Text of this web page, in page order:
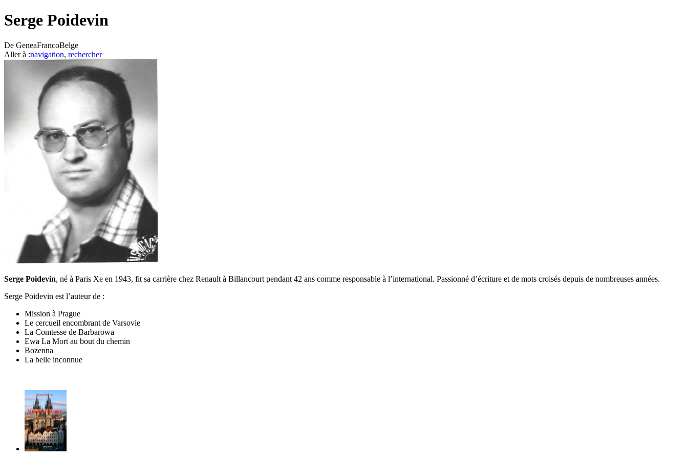
Serge Poidevin
De GeneaFrancoBelge
Aller à :navigation, rechercher
Serge Poidevin, né à Paris Xe en 1943, fit sa carrière chez Renault à Billancourt pendant 42 ans comme responsable à l’international. Passionné d’écriture et de mots croisés depuis de nombreuses années.
Serge Poidevin est l’auteur de :
Mission à Prague
Le cercueil encombrant de Varsovie
La Comtesse de Barbarowa
Ewa La Mort au bout du chemin
Bozenna
La belle inconnue